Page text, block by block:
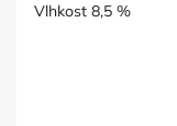
Vlhkost 8,5 %